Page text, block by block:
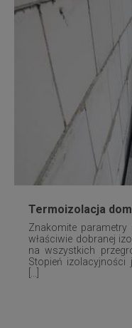
Termoizolacja
Znakomite parametry
właściwie dobranej
na wszystkich
Stopień izolacyjności
[...]